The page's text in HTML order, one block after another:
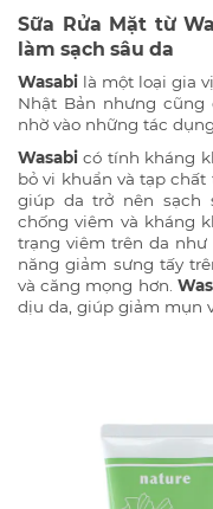
Sữa Rửa Mặt từ
làm sạch sâu da
Wasabi là một loại gia
Nhật Bản nhưng
nhờ vào những tác
Wasabi có tính kháng
bỏ vi khuẩn và tạp chất
giúp da trở nên sạch
chống viêm và kháng
trạng viêm trên da
năng giảm sưng tấy
và căng mọng hơn.
dịu da, giúp giảm mụn